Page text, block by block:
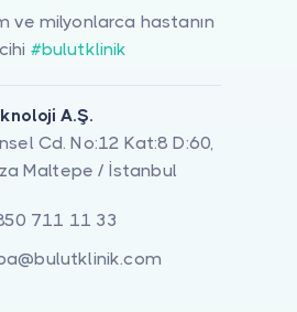
ve milyonlarca hastanın
#bulutklinik
A.Ş.
Cd. No:12 Kat:8 D:60,
Maltepe / İstanbul
711 11 33